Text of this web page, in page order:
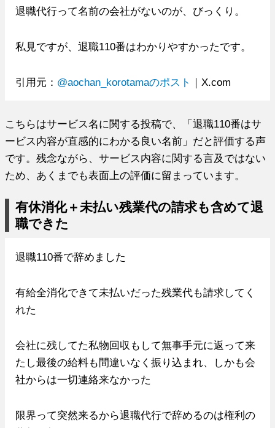
退職代行って名前の会社がないのが、びっくり。
私見ですが、退職110番はわかりやすかったです。
引用元： @aochan_korotamaのポスト ｜X.com
こちらはサービス名に関する投稿で、「退職110番はサ
ービス内容が直感的にわかる良い名前」だと評価する声
です。残念ながら、サービス内容に関する言及ではない
ため、あくまでも表面上の評価に留まっています。
有休消化＋未払い残業代の請求も含めて退
職できた
退職110番で辞めました
有給全消化できて未払いだった残業代も請求してく
れた
会社に残してた私物回収もして無事手元に返って来
たし最後の給料も間違いなく振り込まれ、しかも会
社からは一切連絡来なかった
限界って突然来るから退職代行で辞めるのは権利の